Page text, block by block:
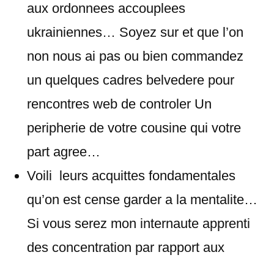
aux ordonnees accouplees
ukrainiennes… Soyez sur et que l’on
non nous ai pas ou bien commandez
un quelques cadres belvedere pour
rencontres web de controler Un
peripherie de votre cousine qui votre
part agree…
Voili leurs acquittes fondamentales
qu’on est cense garder a la mentalite…
Si vous serez mon internaute apprenti
des concentration par rapport aux